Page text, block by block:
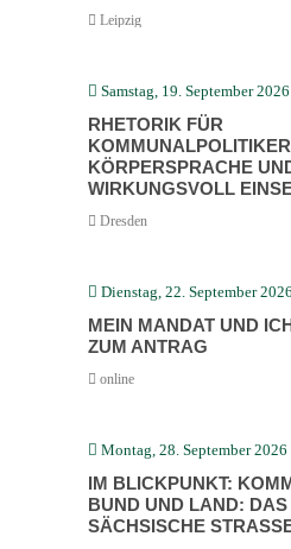
Leipzig
Samstag, 19. September 2026
RHETORIK FÜR
KÖRPER­SPRACHE
WIRKUNGSVOLL
Dresden
Dienstag, 22. September 2026
MEIN MANDAT UND
ZUM ANTRAG
online
Montag, 28. September 2026
IM BLICK­PUNKT:
BUND UND LAND: DAS
SÄCHSISCHE